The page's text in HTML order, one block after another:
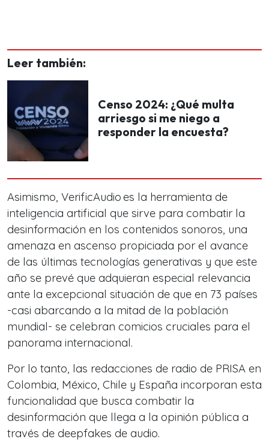
Leer también:
Censo 2024: ¿Qué multa
arriesgo si me niego a
responder la encuesta?
Asimismo, VerificAudio es la herramienta de
inteligencia artificial que sirve para combatir la
desinformación en los contenidos sonoros, una
amenaza en ascenso propiciada por el avance
de las últimas tecnologías generativas y que este
año se prevé que adquieran especial relevancia
ante la excepcional situación de que en 73 países
-casi abarcando a la mitad de la población
mundial- se celebran comicios cruciales para el
panorama internacional.
Por lo tanto, las redacciones de radio de PRISA en
Colombia, México, Chile y España incorporan esta
funcionalidad que busca combatir la
desinformación que llega a la opinión pública a
través de deepfakes de audio.